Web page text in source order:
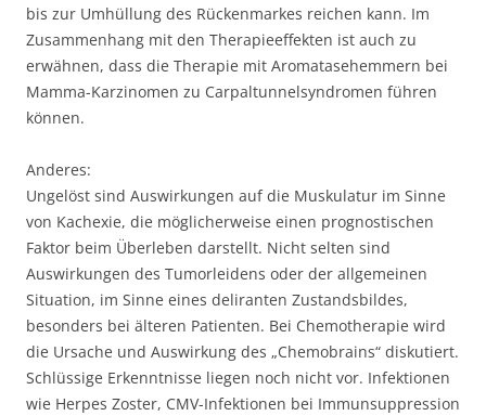
bis zur Umhüllung des Rückenmarkes reichen kann. Im
Zusammenhang mit den Therapieeffekten ist auch zu
erwähnen, dass die Therapie mit Aromatasehemmern bei
Mamma-Karzinomen zu Carpaltunnelsyndromen führen
können.
Anderes:
Ungelöst sind Auswirkungen auf die Muskulatur im Sinne
von Kachexie, die möglicherweise einen prognostischen
Faktor beim Überleben darstellt. Nicht selten sind
Auswirkungen des Tumorleidens oder der allgemeinen
Situation, im Sinne eines deliranten Zustandsbildes,
besonders bei älteren Patienten. Bei Chemotherapie wird
die Ursache und Auswirkung des „Chemobrains“ diskutiert.
Schlüssige Erkenntnisse liegen noch nicht vor. Infektionen
wie Herpes Zoster, CMV-Infektionen bei Immunsuppression